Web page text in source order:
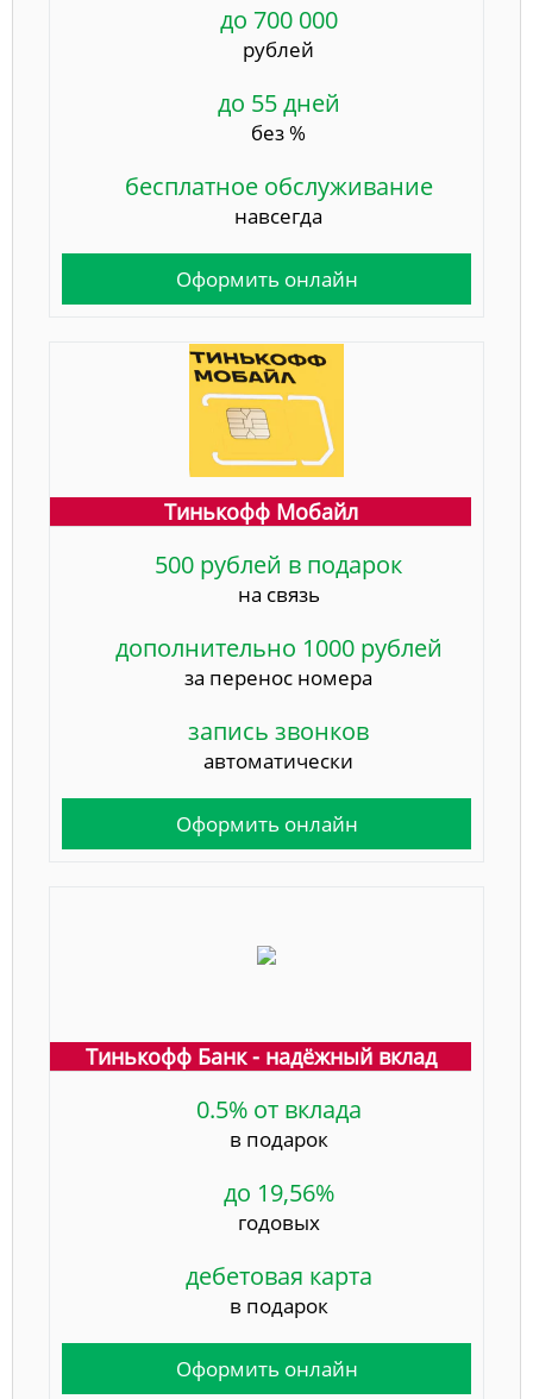
до 700 000
рублей
до 55 дней
без %
бесплатное обслуживание
навсегда
Оформить онлайн
Тинькофф Мобайл
500 рублей в подарок
на связь
дополнительно 1000 рублей
за перенос номера
запись звонков
автоматически
Оформить онлайн
Тинькофф Банк - надёжный вклад
0.5% от вклада
в подарок
до 19,56%
годовых
дебетовая карта
в подарок
Оформить онлайн